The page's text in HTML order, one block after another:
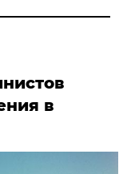
в